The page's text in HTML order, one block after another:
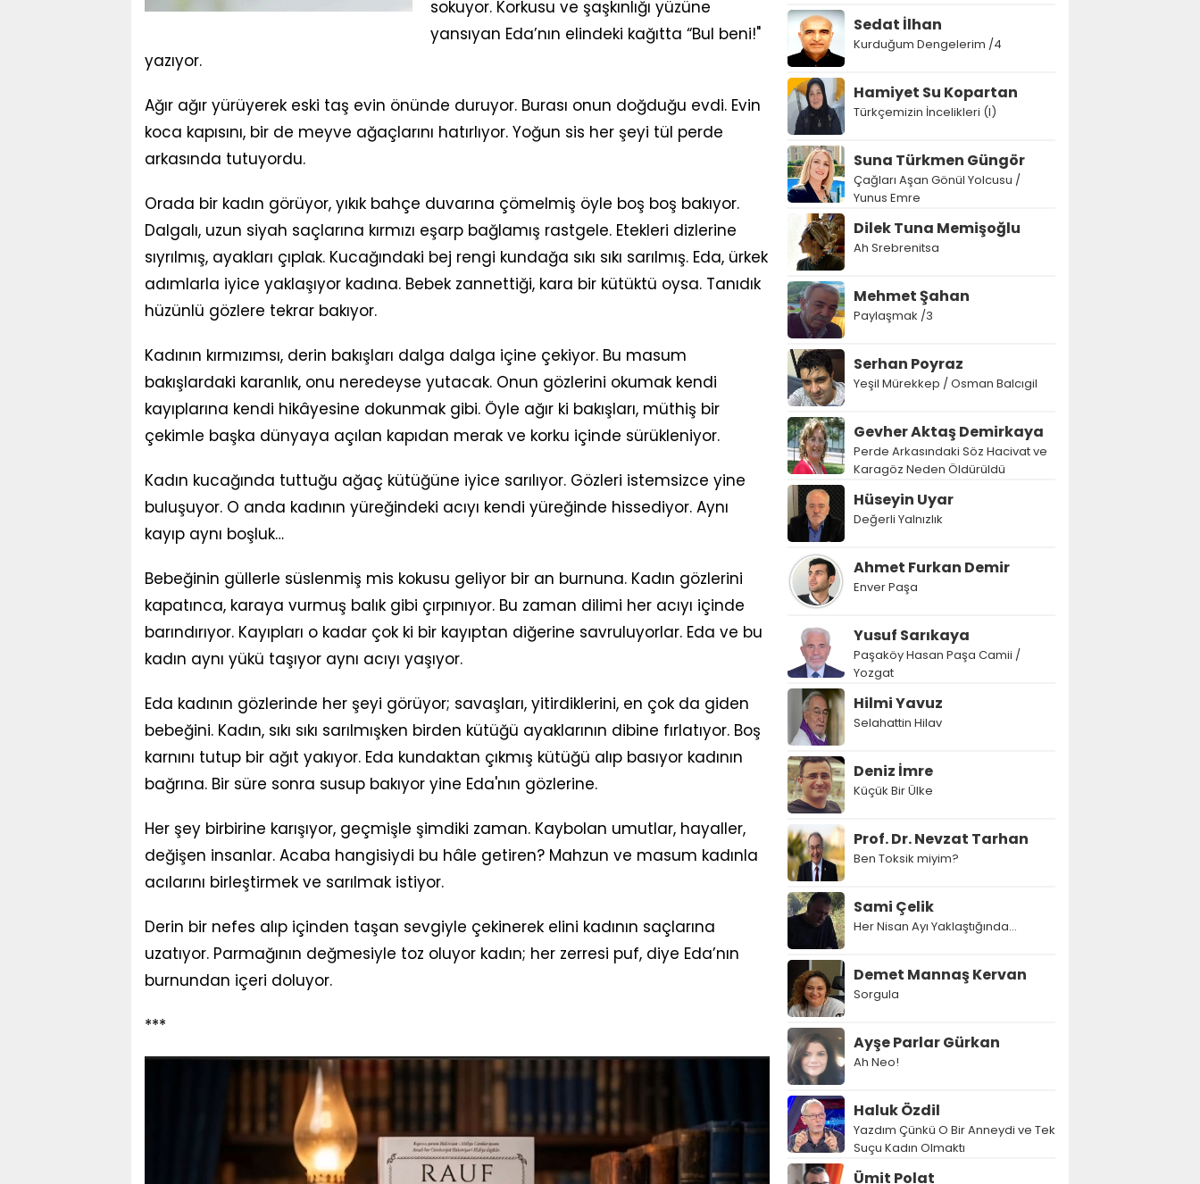
sokuyor. Korkusu ve şaşkınlığı yüzüne
yansıyan Eda’nın elindeki kağıtta “Bul beni!"
yazıyor.
Ağır ağır yürüyerek eski taş evin önünde duruyor. Burası onun doğduğu evdi. Evin
koca kapısını, bir de meyve ağaçlarını hatırlıyor. Yoğun sis her şeyi tül perde
arkasında tutuyordu.
Orada bir kadın görüyor, yıkık bahçe duvarına çömelmiş öyle boş boş bakıyor.
Dalgalı, uzun siyah saçlarına kırmızı eşarp bağlamış rastgele. Etekleri dizlerine
sıyrılmış, ayakları çıplak. Kucağındaki bej rengi kundağa sıkı sıkı sarılmış. Eda, ürkek
adımlarla iyice yaklaşıyor kadına. Bebek zannettiği, kara bir kütüktü oysa. Tanıdık
hüzünlü gözlere tekrar bakıyor.
Kadının kırmızımsı, derin bakışları dalga dalga içine çekiyor. Bu masum
bakışlardaki karanlık, onu neredeyse yutacak. Onun gözlerini okumak kendi
kayıplarına kendi hikâyesine dokunmak gibi. Öyle ağır ki bakışları, müthiş bir
çekimle başka dünyaya açılan kapıdan merak ve korku içinde sürükleniyor.
Kadın kucağında tuttuğu ağaç kütüğüne iyice sarılıyor. Gözleri istemsizce yine
buluşuyor. O anda kadının yüreğindeki acıyı kendi yüreğinde hissediyor. Aynı
kayıp aynı boşluk…
Bebeğinin güllerle süslenmiş mis kokusu geliyor bir an burnuna. Kadın gözlerini
kapatınca, karaya vurmuş balık gibi çırpınıyor. Bu zaman dilimi her acıyı içinde
barındırıyor. Kayıpları o kadar çok ki bir kayıptan diğerine savruluyorlar. Eda ve bu
kadın aynı yükü taşıyor aynı acıyı yaşıyor.
Eda kadının gözlerinde her şeyi görüyor; savaşları, yitirdiklerini, en çok da giden
bebeğini. Kadın, sıkı sıkı sarılmışken birden kütüğü ayaklarının dibine fırlatıyor. Boş
karnını tutup bir ağıt yakıyor. Eda kundaktan çıkmış kütüğü alıp basıyor kadının
bağrına. Bir süre sonra susup bakıyor yine Eda'nın gözlerine.
Her şey birbirine karışıyor, geçmişle şimdiki zaman. Kaybolan umutlar, hayaller,
değişen insanlar. Acaba hangisiydi bu hâle getiren? Mahzun ve masum kadınla
acılarını birleştirmek ve sarılmak istiyor.
Derin bir nefes alıp içinden taşan sevgiyle çekinerek elini kadının saçlarına
uzatıyor. Parmağının değmesiyle toz oluyor kadın; her zerresi puf, diye Eda’nın
burnundan içeri doluyor.
***
Sedat İlhan
Kurduğum Dengelerim /4
Hamiyet Su Kopartan
Türkçemizin İncelikleri (I)
Suna Türkmen Güngör
Çağları Aşan Gönül Yolcusu /
Yunus Emre
Dilek Tuna Memişoğlu
Ah Srebrenitsa
Mehmet Şahan
Paylaşmak /3
Serhan Poyraz
Yeşil Mürekkep / Osman Balcıgil
Gevher Aktaş Demirkaya
Perde Arkasındaki Söz Hacivat ve
Karagöz Neden Öldürüldü
Hüseyin Uyar
Değerli Yalnızlık
Ahmet Furkan Demir
Enver Paşa
Yusuf Sarıkaya
Paşaköy Hasan Paşa Camii /
Yozgat
Hilmi Yavuz
Selahattin Hilav
Deniz İmre
Küçük Bir Ülke
Prof. Dr. Nevzat Tarhan
Ben Toksik miyim?
Sami Çelik
Her Nisan Ayı Yaklaştığında...
Demet Mannaş Kervan
Sorgula
Ayşe Parlar Gürkan
Ah Neo!
Haluk Özdil
Yazdım Çünkü O Bir Anneydi ve Tek
Suçu Kadın Olmaktı
Ümit Polat